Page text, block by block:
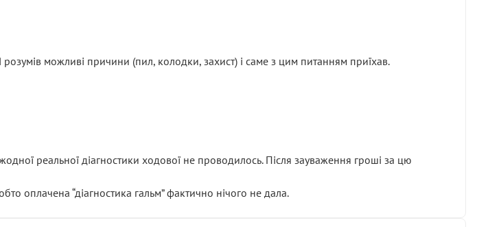
можливі причини (пил, колодки, захист) і саме з цим питанням приїхав.
реальної діагностики ходової не проводилось. Після зауваження гроші за цю
оплачена “діагностика гальм” фактично нічого не дала.